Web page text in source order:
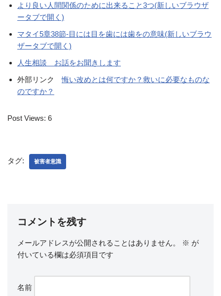
より良い人間関係のために出来ること3つ(新しいブラウザ
ータブで開く)
マタイ5章38節-目には目を歯には歯をの意味(新しいブラウ
ザータブで開く)
人生相談 お話をお聞きします
外部リンク悔い改めとは何ですか？救いに必要なものな
のですか？
Post Views: 6
タグ: 被害者意識
コメントを残す
メールアドレスが公開されることはありません。 ※ が
付いている欄は必須項目です
名前